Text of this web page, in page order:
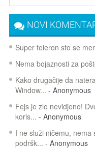
NOVI
Super teleron sto se
Nema bojaznosti za
Kako drugačije da
Window... - Anonymous
Fejs je zlo nevidjeno!
koris... - Anonymous
I ne služi ničemu, nema
podršk... - Anonymous